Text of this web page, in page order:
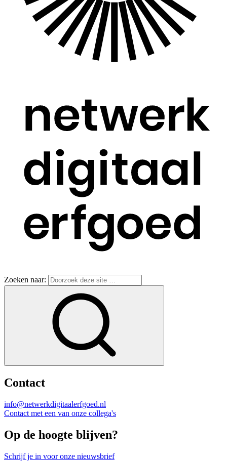
Zoeken naar:
Contact
info@netwerkdigitaalerfgoed.nl
Contact met een van onze collega's
Op de hoogte blijven?
Schrijf je in voor onze nieuwsbrief